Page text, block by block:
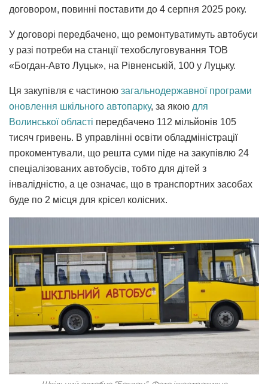
договором, повинні поставити до 4 серпня 2025 року.
У договорі передбачено, що ремонтуватимуть автобуси
у разі потреби на станції техобслуговування ТОВ
«Богдан-Авто Луцьк», на Рівненській, 100 у Луцьку.
Ця закупівля є частиною загальнодержавної програми
оновлення шкільного автопарку, за якою для
Волинської області передбачено 112 мільйонів 105
тисяч гривень. В управлінні освіти обладміністрації
прокоментували, що решта суми піде на закупівлю 24
спеціалізованих автобусів, тобто для дітей з
інвалідністю, а це означає, що в транспортних засобах
буде по 2 місця для крісел колісних.